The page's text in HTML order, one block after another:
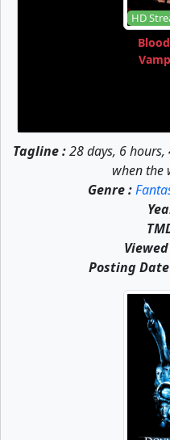
HD
Tagline :28 days, 6
when the
Genre :
Posting